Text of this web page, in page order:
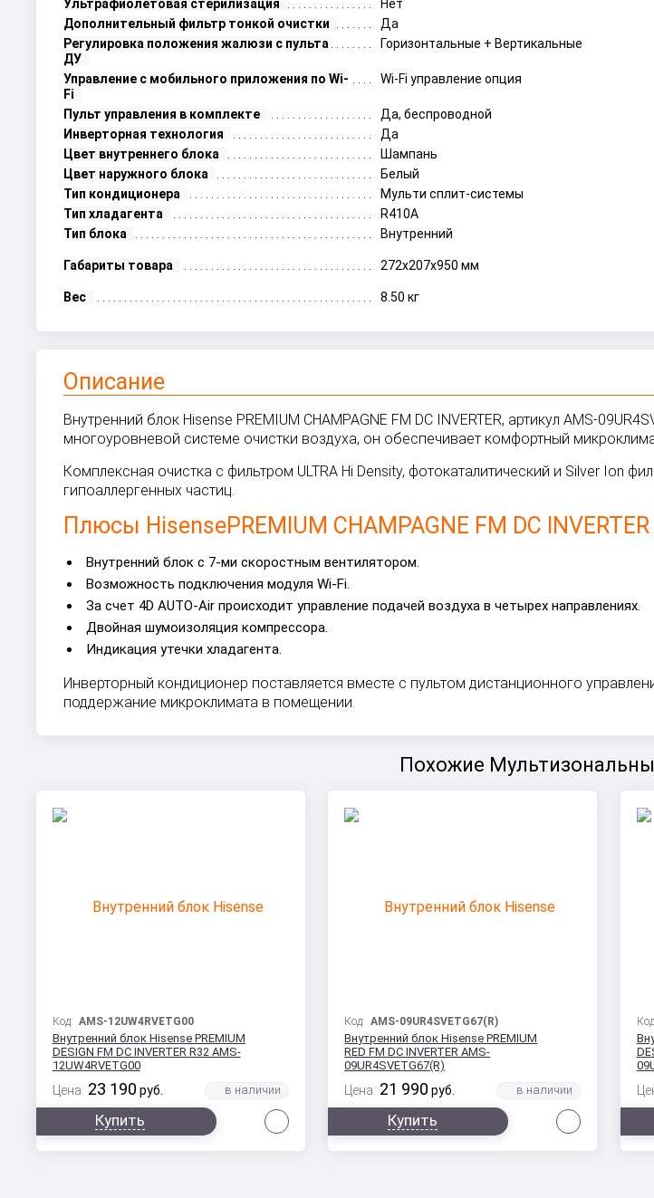
Ультрафиолетовая стерилизация
Нет
Дополнительный фильтр тонкой очистки
Да
Регулировка положения жалюзи с пульта
ДУ
Горизонтальные + Вертикальные
Управление c мобильного приложения по Wi-
Fi
Wi-Fi управление опция
Пульт управления в комплекте
Да, беспроводной
Инверторная технология
Да
Цвет внутреннего блока
Шампань
Цвет наружного блока
Белый
Тип кондиционера
Мульти сплит-системы
Тип хладагента
R410A
Тип блока
Внутренний
Габариты товара 272x207x950 мм
Вес 8.50 кг
Описание
Внутренний блок Hisense PREMIUM CHAMPAGNE FM DC INVERTER, артикул AMS-
многоуровневой системе очистки воздуха, он обеспечивает комфортный
Комплексная очистка с фильтром ULTRA Hi Density, фотокаталитический и Silver Ion
гипоаллергенных частиц.
Плюсы HisensePREMIUM CHAMPAGNE FM DC INVERTER
Внутренний блок с 7-ми скоростным вентилятором.
Возможность подключения модуля Wi-Fi.
За счет 4D AUTO-Air происходит управление подачей воздуха в четырех направлениях.
Двойная шумоизоляция компрессора.
Индикация утечки хладагента.
Инверторный кондиционер поставляется вместе с пультом дистанционного
поддержание микроклимата в помещении.
Похожие
Код: AMS-12UW4RVETG00
Внутренний блок Hisense PREMIUM
DESIGN FM DC INVERTER R32 AMS-
12UW4RVETG00
Цена: 23 190 руб.
Купить
Код:AMS-09UR4SVETG67(R)
Внутренний блок Hisense PREMIUM
RED FM DC INVERTER AMS-
09UR4SVETG67(R)
Цена: 21 990 руб.
Купить